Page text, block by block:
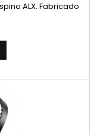
ALX. Fabricado